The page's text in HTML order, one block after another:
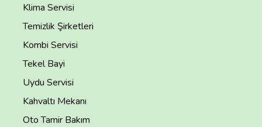
Klima Servisi
Temizlik Şirketleri
Kombi Servisi
Tekel Bayi
Uydu Servisi
Kahvaltı Mekanı
Oto Tamir Bakım